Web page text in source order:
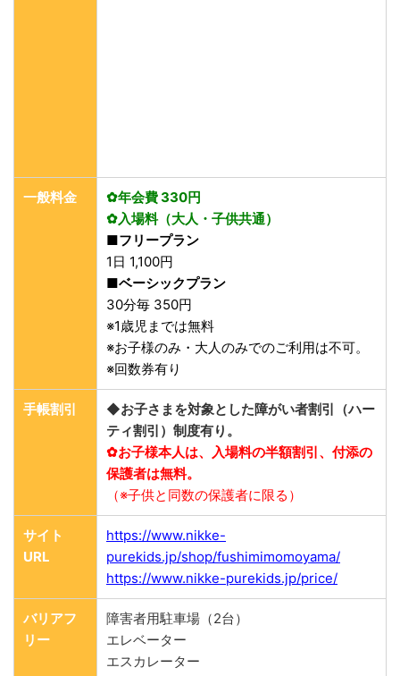
一般料金
✿年会費 330円
✿入場料（大人・子供共通）
■フリープラン
1日 1,100円
■ベーシックプラン
30分毎 350円
※1歳児までは無料
※お子様のみ・大人のみでのご利用は不可。
※回数券有り
手帳割引
◆お子さまを対象とした障がい者割引（ハー
ティ割引）制度有り。
✿お子様本人は、入場料の半額割引、付添の
保護者は無料。
（※子供と同数の保護者に限る）
サイト
URL
https://www.nikke-
purekids.jp/shop/fushimimomoyama/
https://www.nikke-purekids.jp/price/
バリアフ
リー
障害者用駐車場（2台）
エレベーター
エスカレーター